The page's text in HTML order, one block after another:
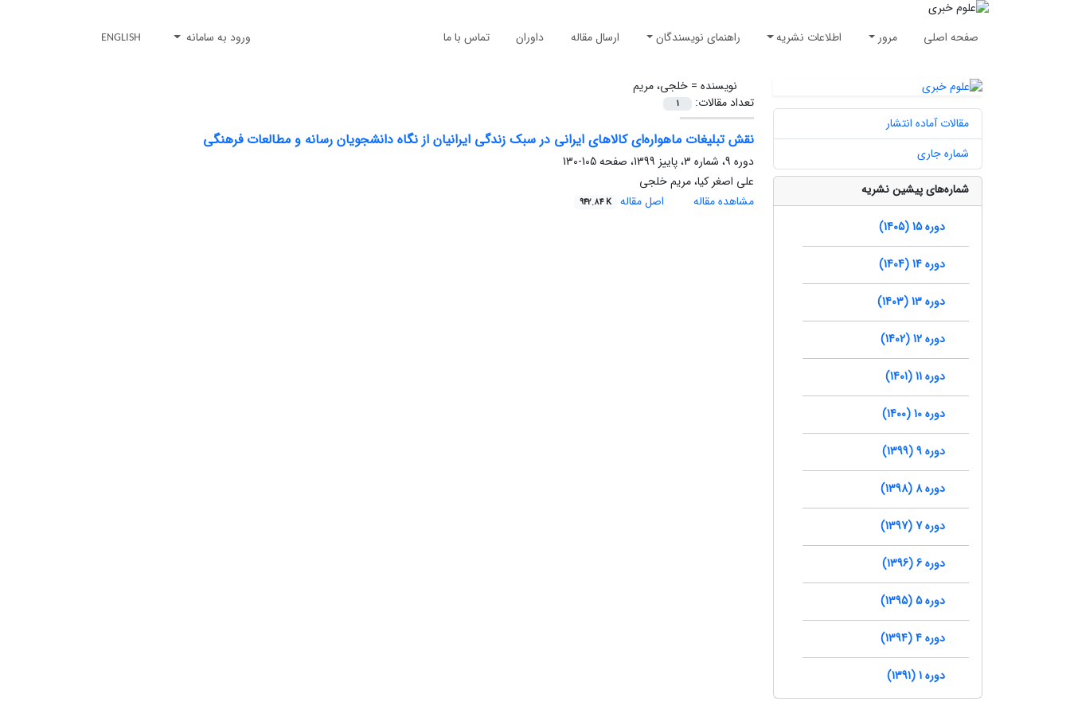
صفحه اصلی مرور اطلاعات نشریه راهنمای نویسندگان ارسال مقاله داوران تماس با ما ورود به سامانه ENGLISH
نویسنده =خلجی، مریم
تعداد مقالات:
1
نقش تبلیغات ماهواره‌ای کالاهای ایرانی در سبک زندگی ایرانیان از نگاه دانشجویان رسانه و مطالعات فرهنگی
دوره 9، شماره 3، پاییز 1399، صفحه
105-130
علی اصغر کیا، مریم خلجی
مشاهده مقاله
اصل مقاله 942.84 K
مقالات آماده انتشار
شماره جاری
شماره‌های پیشین نشریه
دوره 15 (1405)
دوره 14 (1404)
دوره 13 (1403)
دوره 12 (1402)
دوره 11 (1401)
دوره 10 (1400)
دوره 9 (1399)
دوره 8 (1398)
دوره 7 (1397)
دوره 6 (1396)
دوره 5 (1395)
دوره 4 (1394)
دوره 1 (1391)